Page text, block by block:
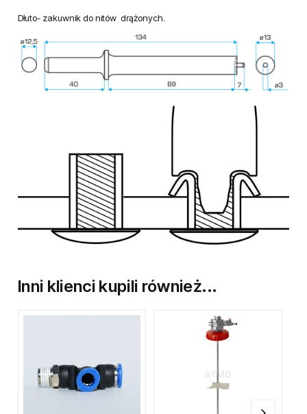
Dłuto- zakuwnik do nitów drążonych.
Inni klienci kupili również...